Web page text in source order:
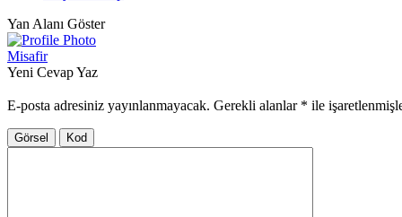
Yan Alanı Göster
Misafir
Yeni Cevap Yaz
E-posta adresiniz yayınlanmayacak. Gerekli alanlar * ile
Görsel Kod